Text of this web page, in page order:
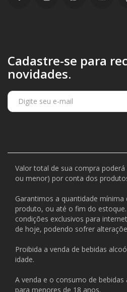
Cadastre-se para
novidades.
Valor total de sua compra
ou menor) por conta dos
Garantimos a quantidade mínima
produto, ou até o fim do
condições exclusivos para
de hoje, podendo sofrer
Proibida a venda de bebidas
idade.
A venda e o consumo de
para menores de 18 anos.